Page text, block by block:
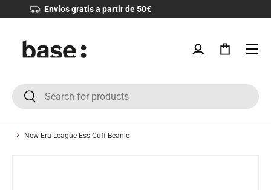
Devoluciones 30 días
Iniciar sesión
Bolsa
Menú
BuscarBuscar
New Era League Ess Cuff Beanie